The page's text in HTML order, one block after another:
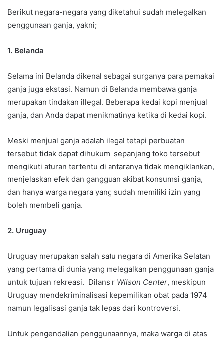
Berikut negara-negara yang diketahui sudah melegalkan
penggunaan ganja, yakni;
1. Belanda
Selama ini Belanda dikenal sebagai surganya para pemakai
ganja juga ekstasi. Namun di Belanda membawa ganja
merupakan tindakan illegal. Beberapa kedai kopi menjual
ganja, dan Anda dapat menikmatinya ketika di kedai kopi.
Meski menjual ganja adalah ilegal tetapi perbuatan
tersebut tidak dapat dihukum, sepanjang toko tersebut
mengikuti aturan tertentu di antaranya tidak mengiklankan,
menjelaskan efek dan gangguan akibat konsumsi ganja,
dan hanya warga negara yang sudah memiliki izin yang
boleh membeli ganja.
2. Uruguay
Uruguay merupakan salah satu negara di Amerika Selatan
yang pertama di dunia yang melegalkan penggunaan ganja
untuk tujuan rekreasi. Dilansir Wilson Center, meskipun
Uruguay mendekriminalisasi kepemilikan obat pada 1974
namun legalisasi ganja tak lepas dari kontroversi.
Untuk pengendalian penggunaannya, maka warga di atas